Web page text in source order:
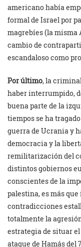
americano había
formal de Israel por
magrebíes (la misma
cambio de
escandaloso como
Por último, la
haber interrumpido,
buena parte de la
tiempos se ha
guerra de Ucrania y
democracia y la
remilitarización del
distintos gobiernos
conscientes de la
palestina, es más
contradicciones
totalmente la
estrategia de situar
ataque de Hamás del